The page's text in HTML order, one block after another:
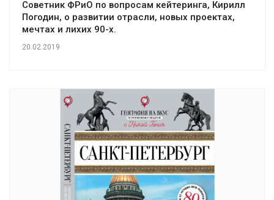
Советник ФРиО по вопросам кейтеринга, Кирилл
Погодин, о развитии отрасли, новых проектах,
мечтах и лихих 90-х.
20.02.2019